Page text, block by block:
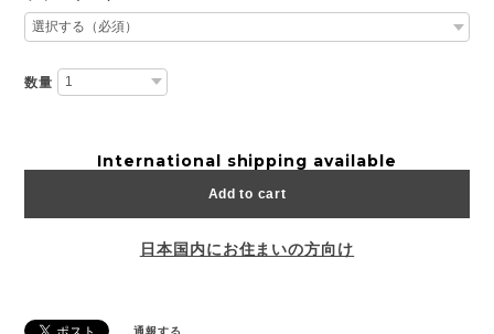
数量
International shipping available
Add to cart
日本国内にお住まいの方向け